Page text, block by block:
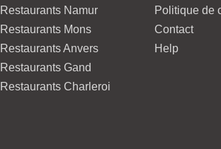
Restaurants Namur
Restaurants Mons
Restaurants Anvers
Restaurants Gand
Restaurants Charleroi
Politique de
Contact
Help